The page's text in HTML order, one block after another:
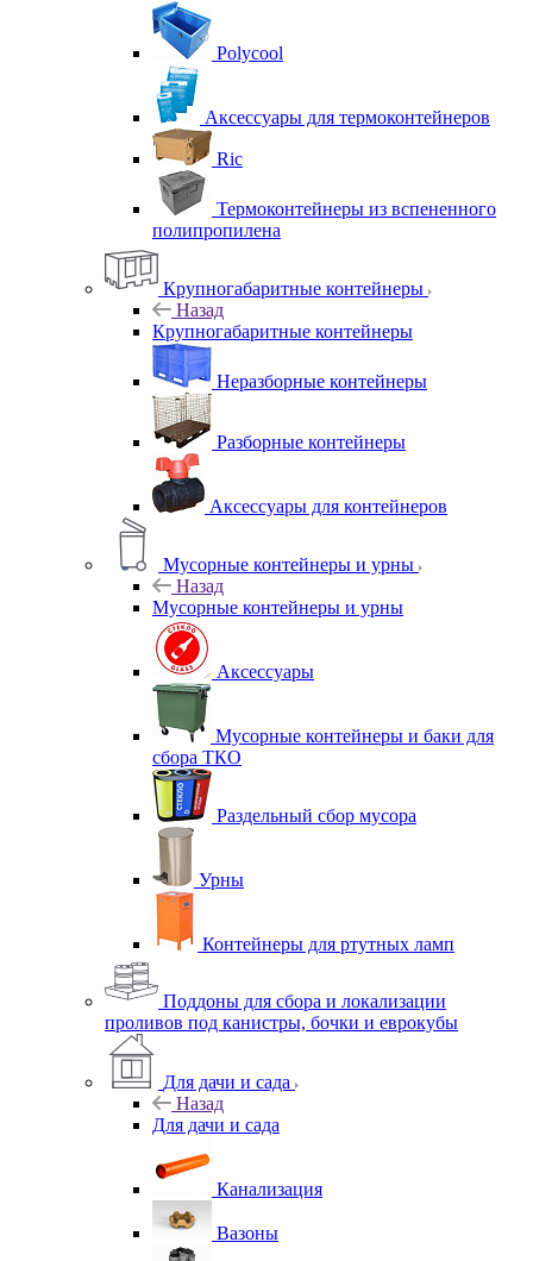
Polycool
Аксессуары для термоконтейнеров
Ric
Термоконтейнеры из вспененного
полипропилена
Крупногабаритные контейнеры
Назад
Крупногабаритные контейнеры
Неразборные контейнеры
Разборные контейнеры
Аксессуары для контейнеров
Мусорные контейнеры и урны
Назад
Мусорные контейнеры и урны
Аксессуары
Мусорные контейнеры и баки для
сбора ТКО
Раздельный сбор мусора
Урны
Контейнеры для ртутных ламп
Поддоны для сбора и локализации
проливов под канистры, бочки и еврокубы
Для дачи и сада
Назад
Для дачи и сада
Канализация
Вазоны